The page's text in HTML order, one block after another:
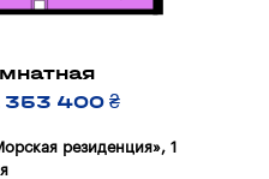
353 400 ₴
резиденция», 1